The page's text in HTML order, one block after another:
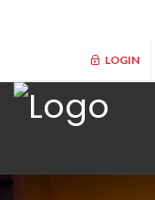
LOGIN